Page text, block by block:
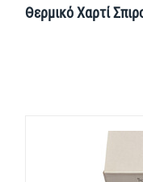
Θερμικό Χαρτί